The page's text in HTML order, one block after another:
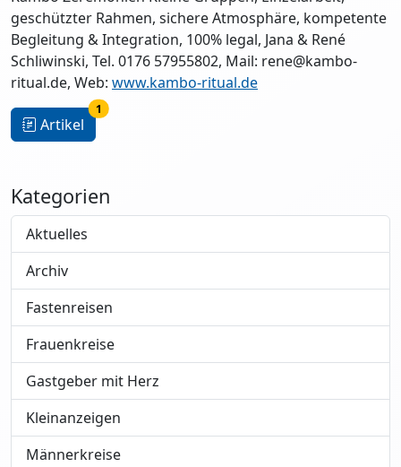
geschützter Rahmen, sichere Atmosphäre, kompetente
Begleitung & Integration, 100% legal, Jana & René
Schliwinski, Tel. 0176 57955802, Mail: rene@kambo-
ritual.de, Web: www.kambo-ritual.de
Artikel
1
Kategorien
Aktuelles
Archiv
Fastenreisen
Frauenkreise
Gastgeber mit Herz
Kleinanzeigen
Männerkreise